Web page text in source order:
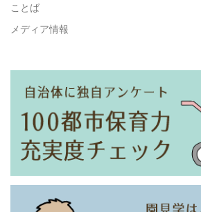
ことば
メディア情報